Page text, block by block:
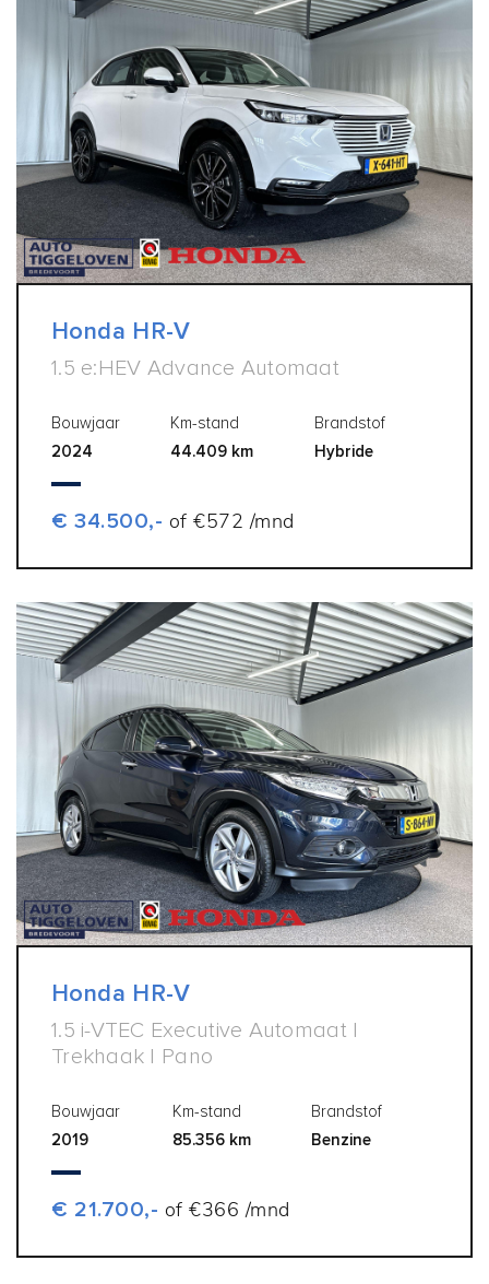
Honda HR-V
1.5 e:HEV Advance Automaat
Bouwjaar
2024
Km-stand
44.409 km
Brandstof
Hybride
€ 34.500,- of €572 /mnd
Honda HR-V
1.5 i-VTEC Executive Automaat |
Trekhaak | Pano
Bouwjaar
2019
Km-stand
85.356 km
Brandstof
Benzine
€ 21.700,- of €366 /mnd